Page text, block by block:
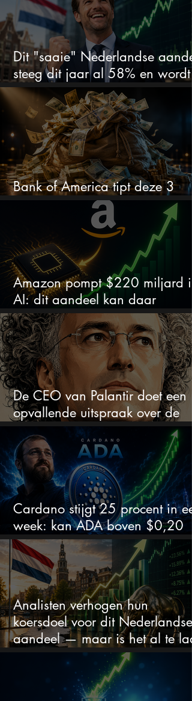
Dit "saaie" Nederlandse
steeg dit jaar al 58% en wordt
volgens analisten onderschat
Bank of America tipt deze 3
chipaandelen
Amazon pompt $220 miljard in
AI: dit aandeel kan daar
explosief van profiteren
De CEO van Palantir doet een
opvallende uitspraak over de
beurs
Cardano stijgt 25 procent in
week: kan ADA boven $0,20
blijven?
Analisten verhogen hun
koersdoel voor dit Nederlandse
aandeel — maar is het al te laat
om in te stappen?